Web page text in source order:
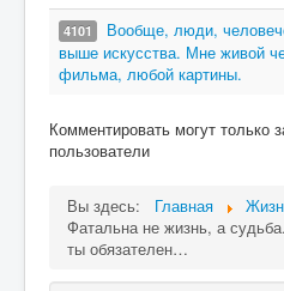
4101
Вообще, люди,
выше искусства. Мне живой
фильма, любой картины.
Комментировать могут только
пользователи
Вы здесь: Главная
Фатальна не жизнь, а
ты обязателен…